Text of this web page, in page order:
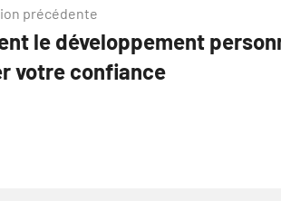
précédente
le développement
votre confiance